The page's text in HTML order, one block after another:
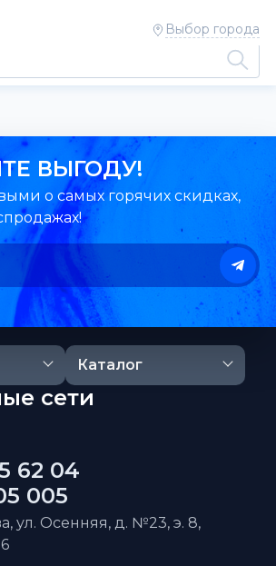
Выбор города
ВЫГОДУ!
о самых горячих скидках,
Каталог
62 04
005
ул. Осенняя, д. №23, э. 8,
сети